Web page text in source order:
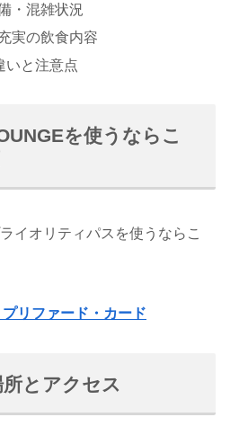
・混雑状況
実の飲食内容
いと注意点
を使うならこ
イオリティパスを使うならこ
リファード・カード
とアクセス